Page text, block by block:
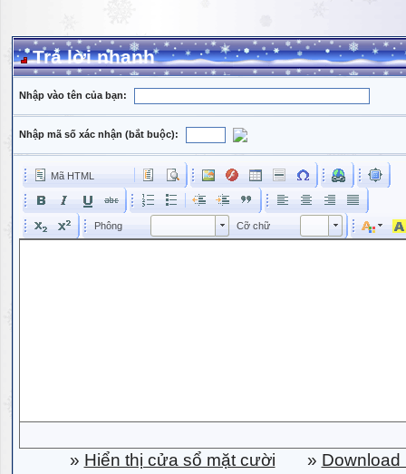
Trả lời nhanh
Nhập vào tên của bạn:
Nhập mã số xác nhận (bắt buộc):
Mã HTML
Phông Phông Cỡ chữ Kích cỡ phông
» Hiển thị cửa sổ mặt cười » Download